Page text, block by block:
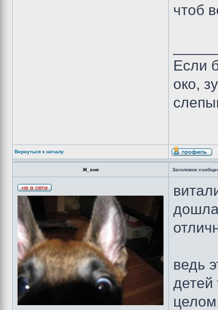
чтоб
Если
око,
Вернуться к началу
Ж_еня Заголовок
ведь
детей